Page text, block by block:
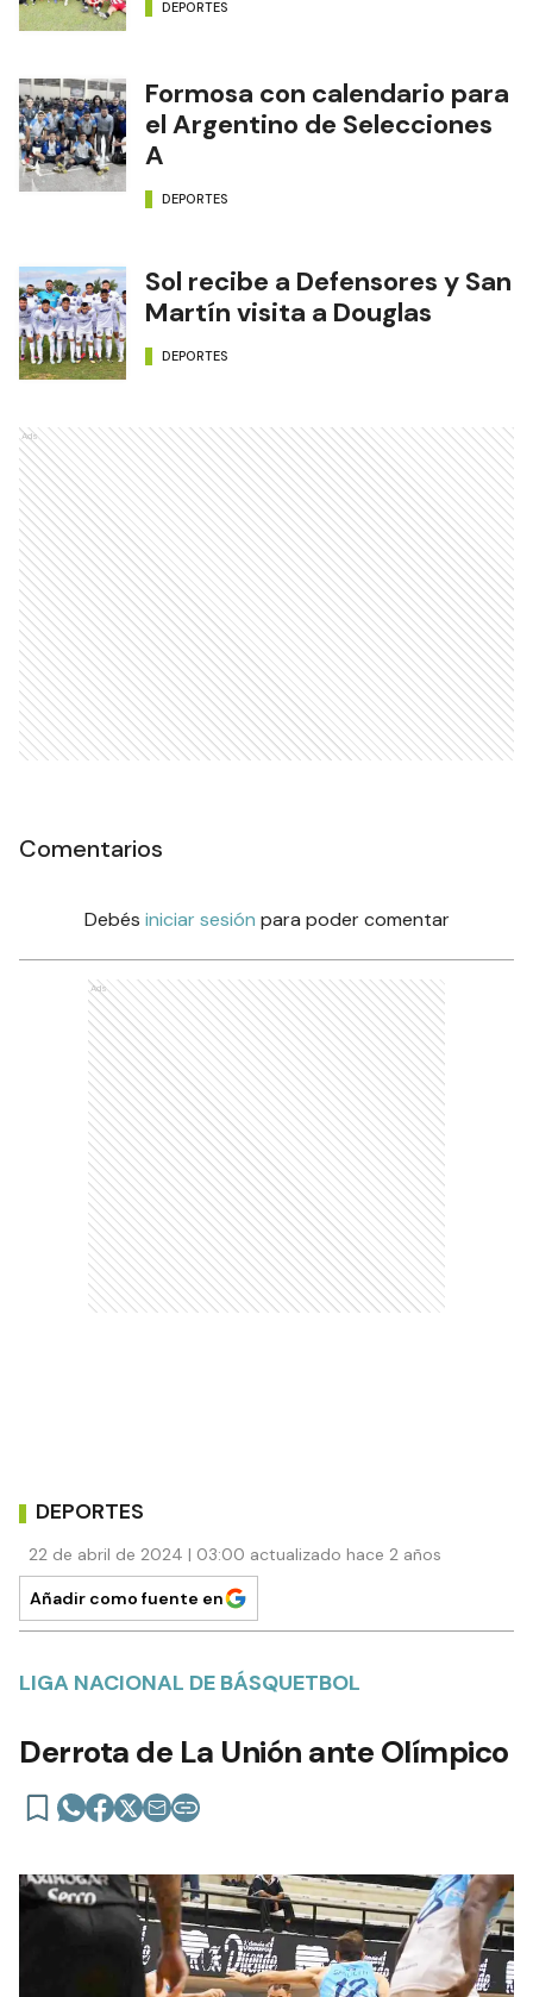
DEPORTES
Formosa con calendario para
el Argentino de Selecciones
A
DEPORTES
Sol recibe a Defensores y San
Martín visita a Douglas
DEPORTES
Ads
Comentarios
Debés iniciar sesión para poder comentar
Ads
DEPORTES
22 de abril de 2024 | 03:00 actualizado hace 2 años
Añadir como fuente en
LIGA NACIONAL DE BÁSQUETBOL
Derrota de La Unión ante Olímpico